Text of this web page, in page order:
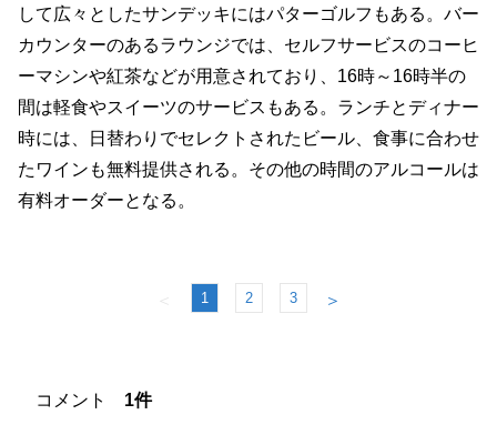
して広々としたサンデッキにはパターゴルフもある。バー
カウンターのあるラウンジでは、セルフサービスのコーヒ
ーマシンや紅茶などが用意されており、16時～16時半の
間は軽食やスイーツのサービスもある。ランチとディナー
時には、日替わりでセレクトされたビール、食事に合わせ
たワインも無料提供される。その他の時間のアルコールは
有料オーダーとなる。
＜ 1 2 3 ＞
コメント 1件